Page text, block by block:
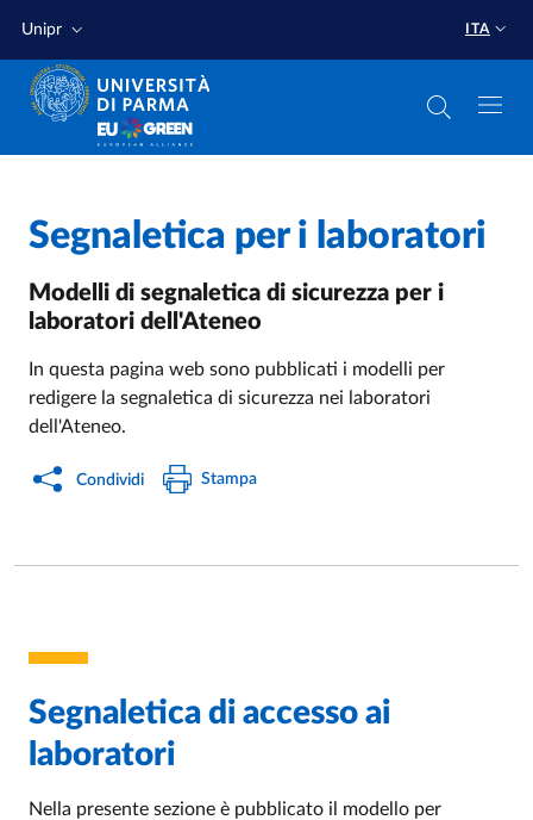
Unipr ITA
Home /
Segnaletica per i laboratori
Modelli di segnaletica di sicurezza per i
laboratori dell'Ateneo
In questa pagina web sono pubblicati i modelli per
redigere la segnaletica di sicurezza nei laboratori
dell'Ateneo.
Condividi Stampa
Segnaletica di accesso ai
laboratori
Nella presente sezione è pubblicato il modello per